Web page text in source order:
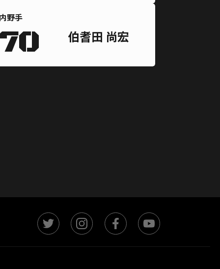
野手
伯耆田 尚宏